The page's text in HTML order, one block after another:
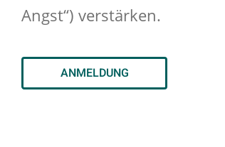
Angst“) verstärken.
ANMELDUNG